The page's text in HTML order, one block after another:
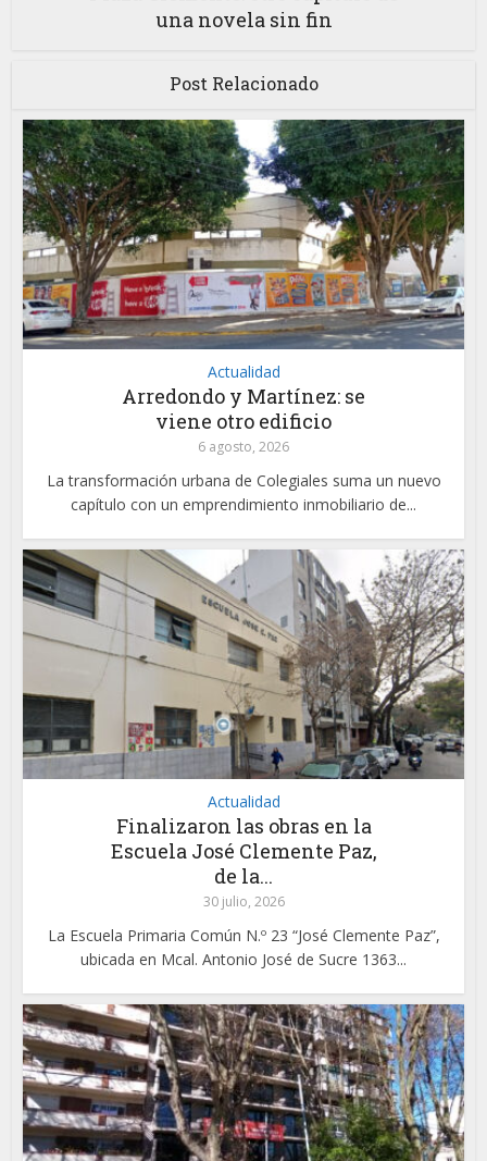
una novela sin fin
Post Relacionado
Actualidad
Arredondo y Martínez: se
viene otro edificio
6 agosto, 2026
La transformación urbana de Colegiales suma un nuevo
capítulo con un emprendimiento inmobiliario de...
Actualidad
Finalizaron las obras en la
Escuela José Clemente Paz,
de la...
30 julio, 2026
La Escuela Primaria Común N.º 23 “José Clemente Paz”,
ubicada en Mcal. Antonio José de Sucre 1363...